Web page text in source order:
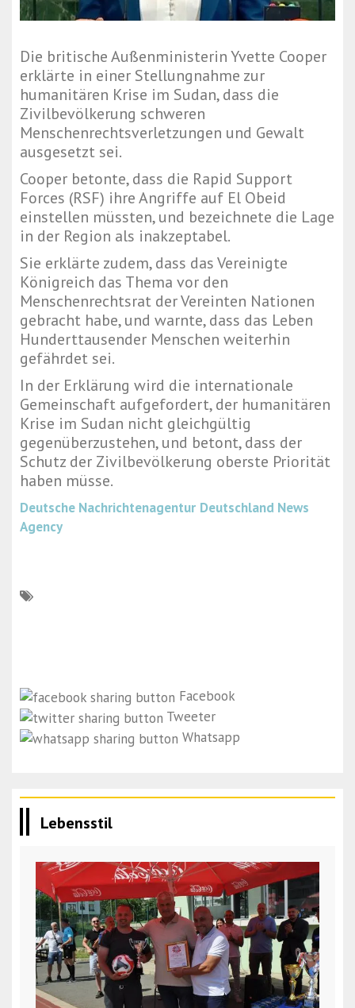
Die britische Außenministerin Yvette Cooper
erklärte in einer Stellungnahme zur
humanitären Krise im Sudan, dass die
Zivilbevölkerung schweren
Menschenrechtsverletzungen und Gewalt
ausgesetzt sei.
Cooper betonte, dass die Rapid Support
Forces (RSF) ihre Angriffe auf El Obeid
einstellen müssten, und bezeichnete die Lage
in der Region als inakzeptabel.
Sie erklärte zudem, dass das Vereinigte
Königreich das Thema vor den
Menschenrechtsrat der Vereinten Nationen
gebracht habe, und warnte, dass das Leben
Hunderttausender Menschen weiterhin
gefährdet sei.
In der Erklärung wird die internationale
Gemeinschaft aufgefordert, der humanitären
Krise im Sudan nicht gleichgültig
gegenüberzustehen, und betont, dass der
Schutz der Zivilbevölkerung oberste Priorität
haben müsse.
Deutsche Nachrichtenagentur Deutschland News
Agency
Facebook
Tweeter
Whatsapp
Lebensstil